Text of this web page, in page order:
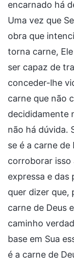
encarnado há
Uma vez que
obra que
torna carne,
ser capaz de
conceder-lhe
carne que não
decididamente
não há dúvida.
se é a carne de
corroborar isso
expressa e das
quer dizer que,
carne de Deus
caminho
base em Sua
é a carne de